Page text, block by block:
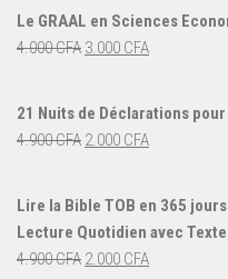
initial
était :
actuel
Le GRAAL en Sciences
4.000CFA Le
4.000 CFA.
3.000 CFALe
3.000 CFA.
21 Nuits de Déclarations
4.900CFA Le
4.900 CFA.
2.000 CFALe
Lire la Bible TOB en 365
Lecture Quotidien avec
4.900CFA Le
2.000 CFALe